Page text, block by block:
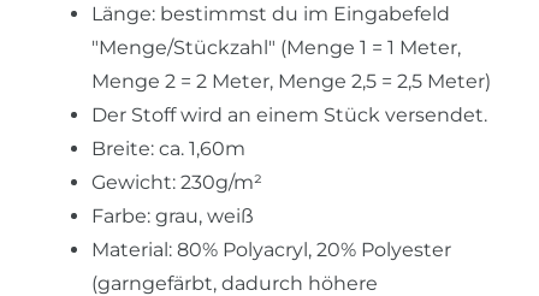
Länge: bestimmst du im Eingabefeld
"Menge/Stückzahl" (Menge 1 = 1 Meter,
Menge 2 = 2 Meter, Menge 2,5 = 2,5 Meter)
Der Stoff wird an einem Stück versendet.
Breite: ca. 1,60m
Gewicht: 230g/m²
Farbe: grau, weiß
Material: 80% Polyacryl, 20% Polyester
(garngefärbt, dadurch höhere